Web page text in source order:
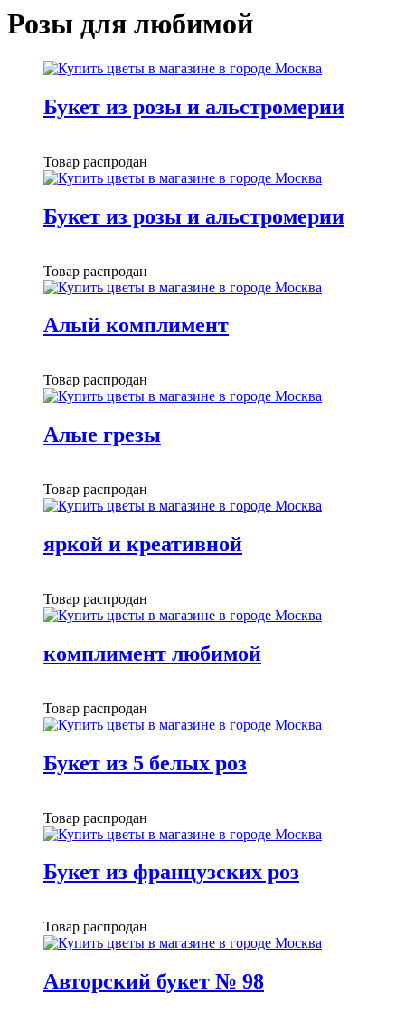
Розы для любимой
Букет из розы и альстромерии
Товар распродан
Букет из розы и альстромерии
Товар распродан
Алый комплимент
Товар распродан
Алые грезы
Товар распродан
яркой и креативной
Товар распродан
комплимент любимой
Товар распродан
Букет из 5 белых роз
Товар распродан
Букет из французских роз
Товар распродан
Авторский букет № 98